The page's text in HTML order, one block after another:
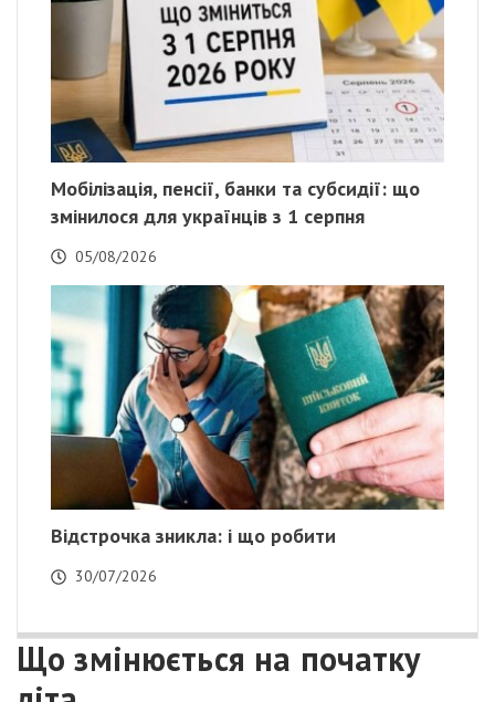
Мобілізація, пенсії, банки та субсидії: що
змінилося для українців з 1 серпня
05/08/2026
Відстрочка зникла: і що робити
30/07/2026
Що змінюється на початку